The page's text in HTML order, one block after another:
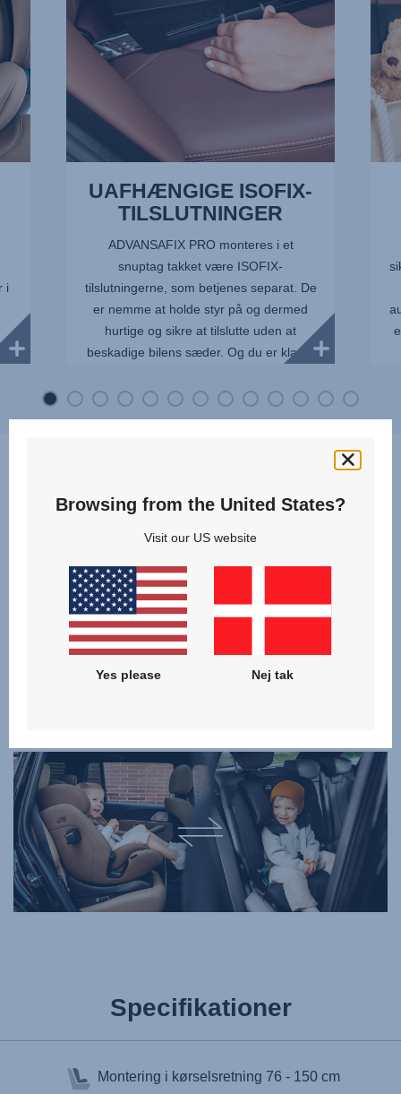
i
UAFHÆNGIGE ISOFIX-
TILSLUTNINGER
ADVANSAFIX PRO monteres i et
snuptag takket være ISOFIX-
tilslutningerne, som betjenes separat. De
er nemme at holde styr på og dermed
hurtige og sikre at tilslutte uden at
beskadige bilens sæder. Og du er klar til
Hvilket produkt er bedst for
Opdag og sammenlign vores modeller i kategorien
KOMBINATIONSAUTOSÆDER
og find det rigtige produkt til din familie!
Specifikationer
Montering i kørselsretning 76 - 150 cm
Browsing from the United States?
Visit our US website
Yes please Nej tak